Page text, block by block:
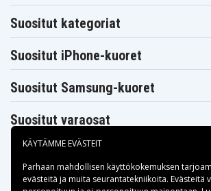
Suositut kategoriat
Suositut iPhone-kuoret
Suositut Samsung-kuoret
Suositut varaosat
KÄYTÄMME EVÄSTEIT
Parhaan mahdollisen käyttökokemuksen
evästeitä ja muita seurantatekniikoita. Evästeitä